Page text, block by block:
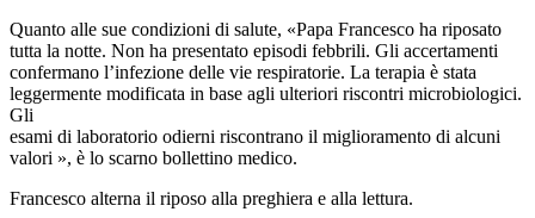
Quanto alle sue condizioni di salute, «Papa Francesco ha riposato
tutta la notte. Non ha presentato episodi febbrili. Gli accertamenti
confermano l’infezione delle vie respiratorie. La terapia è stata
leggermente modificata in base agli ulteriori riscontri microbiologici.
Gli
esami di laboratorio odierni riscontrano il miglioramento di alcuni
valori », è lo scarno bollettino medico.
Francesco alterna il riposo alla preghiera e alla lettura.